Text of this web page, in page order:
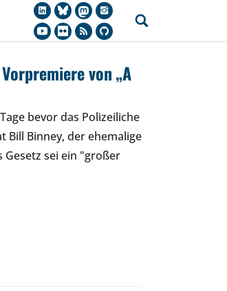
von „A
bevor das Polizeiliche
Bill Binney, der ehemalige
Gesetz sei ein "großer